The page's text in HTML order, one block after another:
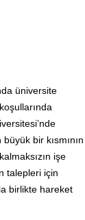
üniversite
bir kısmının
işe
talepleri için
birlikte hareket